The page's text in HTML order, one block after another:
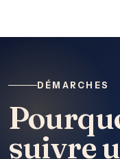
DÉMARCHES
suivre